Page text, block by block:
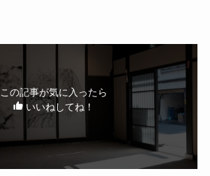
この記事が気に入ったら
いいねしてね！